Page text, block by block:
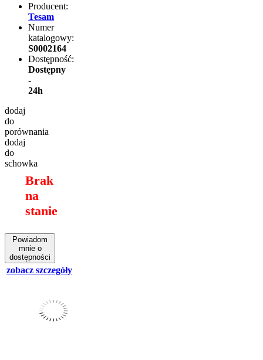
Producent:
Tesam
Numer
katalogowy:
S0002164
Dostępność:
Dostępny
-
24h
dodaj
do
porównania
dodaj
do
schowka
Brak
na
stanie
Powiadom
mnie o
dostępności
zobacz szczegóły